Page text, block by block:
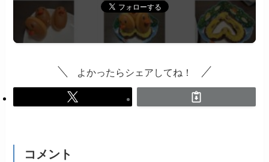
よかったらシェアしてね！
コメント